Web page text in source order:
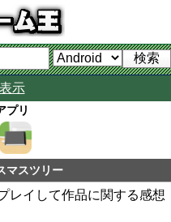
示
プリ
マスツリー
レイして作品に関する感想